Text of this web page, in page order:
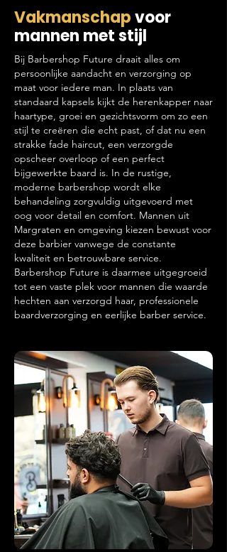
Vakmanschapvoor
mannen met stijl
Bij Barbershop Future draait alles om
persoonlijke aandacht en verzorging op
maat voor iedere man. In plaats van
standaard kapsels kijkt de herenkapper naar
haartype, groei en gezichtsvorm om zo een
stijl te creëren die echt past, of dat nu een
strakke fade haircut, een verzorgde
opscheer overloop of een perfect
bijgewerkte baard is. In de rustige,
moderne barbershop wordt elke
behandeling zorgvuldig uitgevoerd met
oog voor detail en comfort. Mannen uit
Margraten en omgeving kiezen bewust voor
deze barbier vanwege de constante
kwaliteit en betrouwbare service.
Barbershop Future is daarmee uitgegroeid
tot een vaste plek voor mannen die waarde
hechten aan verzorgd haar, professionele
baardverzorging en eerlijke barber service.